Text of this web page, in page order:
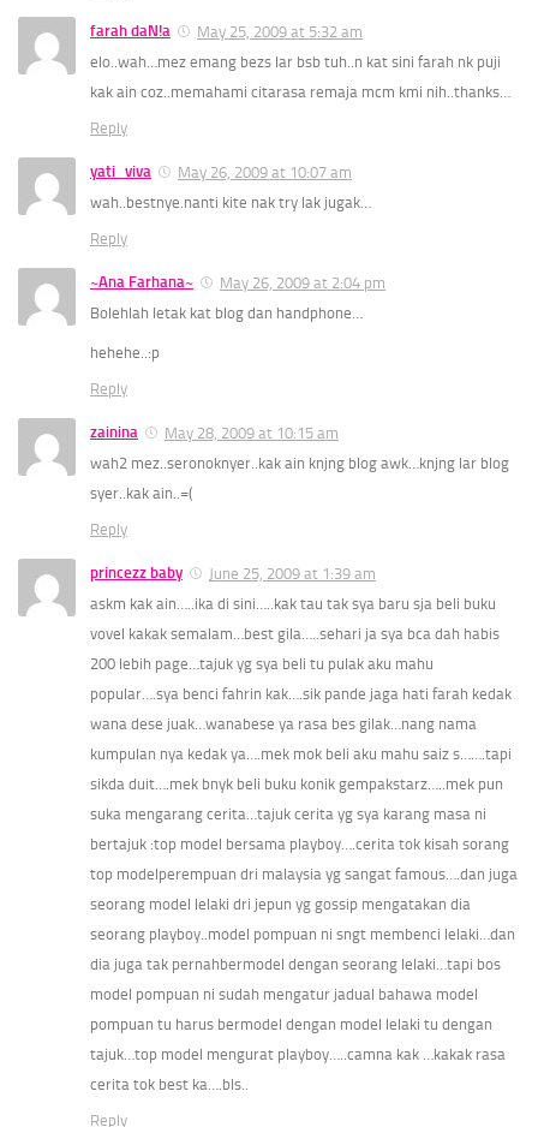
farah daN!a
May 25, 2009 at 5:32 am
elo..wah…mez emang bezs lar bsb tuh..n kat sini farah nk puji
kak ain coz..memahami citarasa remaja mcm kmi nih..thanks…
Reply
yati_viva
May 26, 2009 at 10:07 am
wah..bestnye.nanti kite nak try lak jugak…
Reply
~Ana Farhana~
May 26, 2009 at 2:04 pm
Bolehlah letak kat blog dan handphone…
hehehe..:p
Reply
zainina
May 28, 2009 at 10:15 am
wah2 mez..seronoknyer..kak ain knjng blog awk…knjng lar blog
syer..kak ain..=(
Reply
princezz baby
June 25, 2009 at 1:39 am
askm kak ain…..ika di sini…..kak tau tak sya baru sja beli buku
vovel kakak semalam…best gila…..sehari ja sya bca dah habis
200 lebih page…tajuk yg sya beli tu pulak aku mahu
popular….sya benci fahrin kak….sik pande jaga hati farah kedak
wana dese juak…wanabese ya rasa bes gilak…nang nama
kumpulan nya kedak ya….mek mok beli aku mahu saiz s…….tapi
sikda duit….mek bnyk beli buku konik gempakstarz…..mek pun
suka mengarang cerita…tajuk cerita yg sya karang masa ni
bertajuk :top model bersama playboy….cerita tok kisah sorang
top modelperempuan dri malaysia yg sangat famous….dan juga
seorang model lelaki dri jepun yg gossip mengatakan dia
seorang playboy..model pompuan ni sngt membenci lelaki…dan
dia juga tak pernahbermodel dengan seorang lelaki…tapi bos
model pompuan ni sudah mengatur jadual bahawa model
pompuan tu harus bermodel dengan model lelaki tu dengan
tajuk…top model mengurat playboy…..camna kak …kakak rasa
cerita tok best ka….bls..
Reply